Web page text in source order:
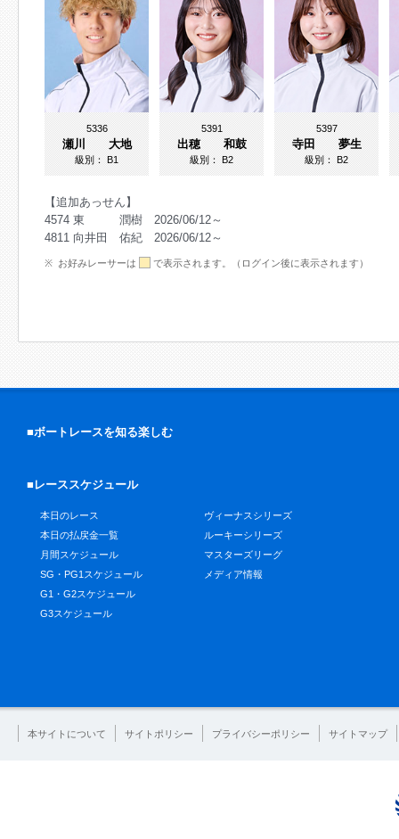
5336
瀬川 大地
級別：B1
5391
出穂 和鼓
級別：B2
5397
寺田 夢生
級別：B2
【追加あっせん】
4574 東 潤樹 2026/06/12～
4811 向井田 佑紀 2026/06/12～
お好みレーサーは で表示されます。（ログイン後に表示されます）
■ボートレースを知る楽しむ
■レーススケジュール
本日のレース
本日の払戻金一覧
月間スケジュール
SG・PG1スケジュール
G1・G2スケジュール
G3スケジュール
ヴィーナスシリーズ
ルーキーシリーズ
マスターズリーグ
メディア情報
本サイトについて サイトポリシー プライバシーポリシー サイトマップ